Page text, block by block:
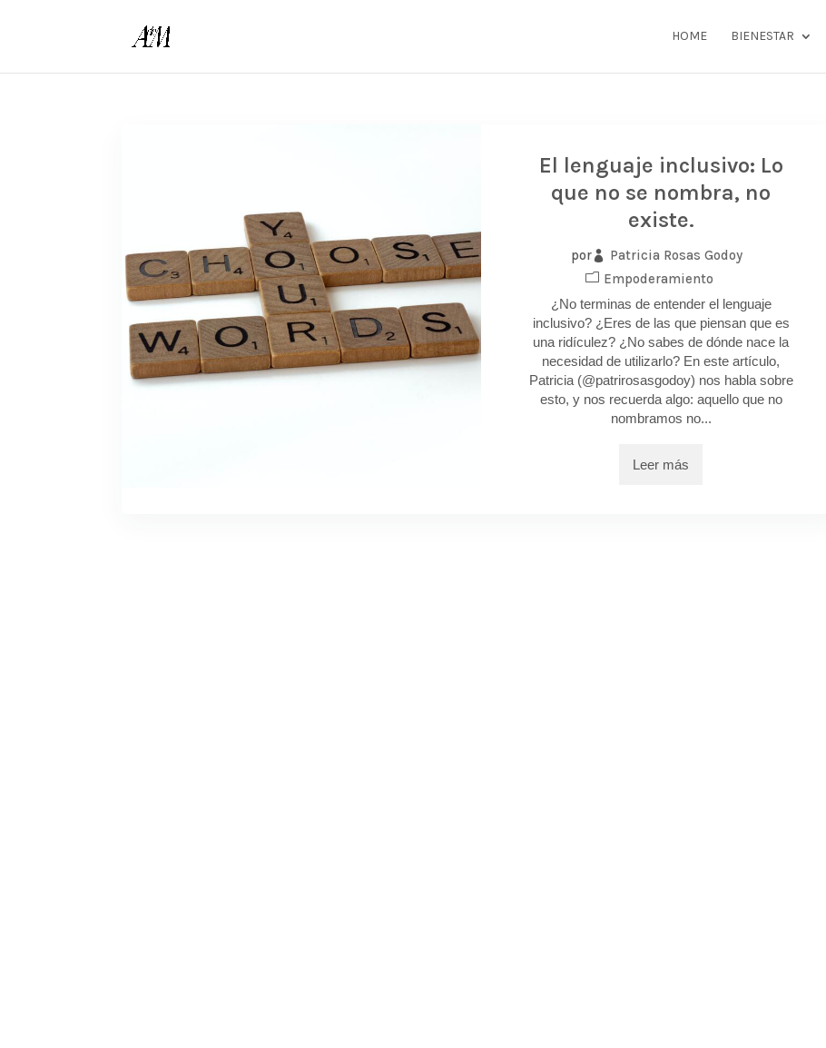
HOME BIENESTAR
El lenguaje inclusivo: Lo
que no se nombra, no
existe.
por
Patricia Rosas Godoy
Empoderamiento
¿No terminas de entender el lenguaje
inclusivo? ¿Eres de las que piensan que es
una ridículez? ¿No sabes de dónde nace la
necesidad de utilizarlo? En este artículo,
Patricia (@patrirosasgodoy) nos habla sobre
esto, y nos recuerda algo: aquello que no
nombramos no...
Leer más